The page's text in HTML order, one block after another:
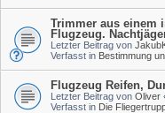
Trimmer aus einem
Flugzeug.
Letzter Beitrag von
Verfasst in Bestimmung
Flugzeug Reifen,
Letzter Beitrag von Oliver
Verfasst in Die